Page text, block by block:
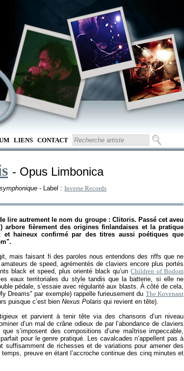
LIENS CONTACT
- Opus Limbonica
symphonique - Label :Inverse Records
lire autrement le nom du groupe : Clitoris. Passé cet aveu
arbore fièrement des origines finlandaises et la pratique
et haineux confirmé par des titres aussi poétiques que
mais faisant fi des paroles nous entendons des riffs que ne
de speed, agrémentés de claviers encore plus portés
black et speed, plus orienté black qu’unChildren of Bodom
eaux territoriales du style tandis que la batterie, si elle ne
pédale, s’essaie avec régularité aux blasts. À côté de cela,
Dreams" par exemple) rappelle furieusement du The Kovenant
puisque c’est bienNexus Polaris qui revient en tête).
et parvient à tenir tête via des chansons d’un niveau
d’un mal de crâne odieux de par l’abondance de claviers
s’imposent des compositions d’une maîtrise impeccable,
pour le genre pratiqué. Les cavalcades n’appellent pas à
suffisamment de richesses et de variations pour amener des
preuve en étant l’accroche continue des cinq minutes et